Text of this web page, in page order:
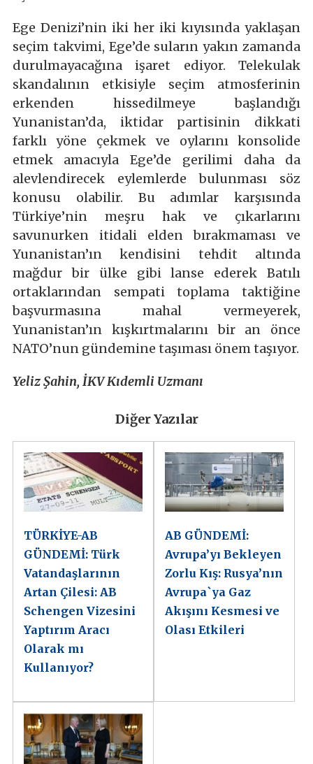
Ege Denizi’nin iki her iki kıyısında yaklaşan
seçim takvimi, Ege’de suların yakın zamanda
durulmayacağına işaret ediyor. Telekulak
skandalının etkisiyle seçim atmosferinin
erkenden hissedilmeye başlandığı
Yunanistan’da, iktidar partisinin dikkati
farklı yöne çekmek ve oylarını konsolide
etmek amacıyla Ege’de gerilimi daha da
alevlendirecek eylemlerde bulunması söz
konusu olabilir. Bu adımlar karşısında
Türkiye’nin meşru hak ve çıkarlarını
savunurken itidali elden bırakmaması ve
Yunanistan’ın kendisini tehdit altında
mağdur bir ülke gibi lanse ederek Batılı
ortaklarından sempati toplama taktiğine
başvurmasına mahal vermeyerek,
Yunanistan’ın kışkırtmalarını bir an önce
NATO’nun gündemine taşıması önem taşıyor.
Yeliz Şahin, İKV Kıdemli Uzmanı
Diğer Yazılar
TÜRKİYE-AB
GÜNDEMİ: Türk
Vatandaşlarının
Artan Çilesi: AB
Schengen Vizesini
Yaptırım Aracı
Olarak mı
Kullanıyor?
AB GÜNDEMİ:
Avrupa’yı Bekleyen
Zorlu Kış: Rusya’nın
Avrupa`ya Gaz
Akışını Kesmesi ve
Olası Etkileri